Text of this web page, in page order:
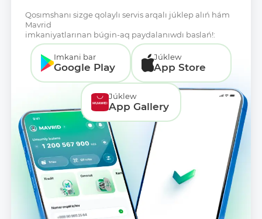
Qosımshanı sizge qolaylı servis arqalı júklep alıń hám
Mavrid
imkaniyatlarınan búgin-aq paydalanıwdı baslań!:
Imkani bar
Google Play
Júklew
App Store
Júklew
App Gallery